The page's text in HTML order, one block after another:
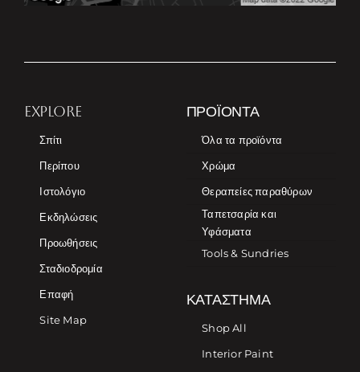
EXPLORE
Σπίτι
Περίπου
Ιστολόγιο
Εκδηλώσεις
Προωθήσεις
Σταδιοδρομία
Επαφή
Site Map
ΠΡΟΪΌΝΤΑ
Όλα τα προϊόντα
Χρώμα
Θεραπείες παραθύρων
Ταπετσαρία και
Υφάσματα
Tools & Sundries
ΚΑΤΆΣΤΗΜΑ
Shop All
Interior Paint